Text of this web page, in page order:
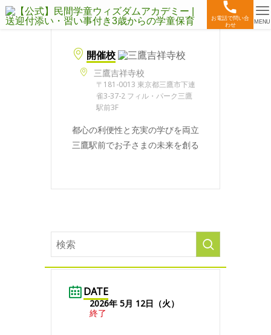
お電話で問い合
わせ
MENU
開催校
三鷹吉祥寺校
〒181-0013 東京都三鷹市下連
雀3-37-2 フィル・パーク三鷹
駅前3F
都心の利便性と充実の学びを両立
三鷹駅前でお子さまの未来を創る
DATE
2026年 5月 12日（火）
終了